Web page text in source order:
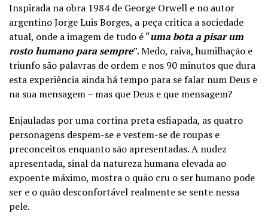
Inspirada na obra 1984 de George Orwell e no autor
argentino Jorge Luis Borges, a peça critica a sociedade
atual, onde a imagem de tudo é “uma bota a pisar um
rosto humano para sempre”. Medo, raiva, humilhação e
triunfo são palavras de ordem e nos 90 minutos que dura
esta experiência ainda há tempo para se falar num Deus e
na sua mensagem – mas que Deus e que mensagem?
Enjauladas por uma cortina preta esfiapada, as quatro
personagens despem-se e vestem-se de roupas e
preconceitos enquanto são apresentadas. A nudez
apresentada, sinal da natureza humana elevada ao
expoente máximo, mostra o quão cru o ser humano pode
ser e o quão desconfortável realmente se sente nessa
pele.